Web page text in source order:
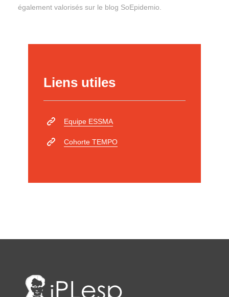
également valorisés sur le blog SoEpidemio
Liens utiles
Equipe ESSMA
Cohorte TEMPO